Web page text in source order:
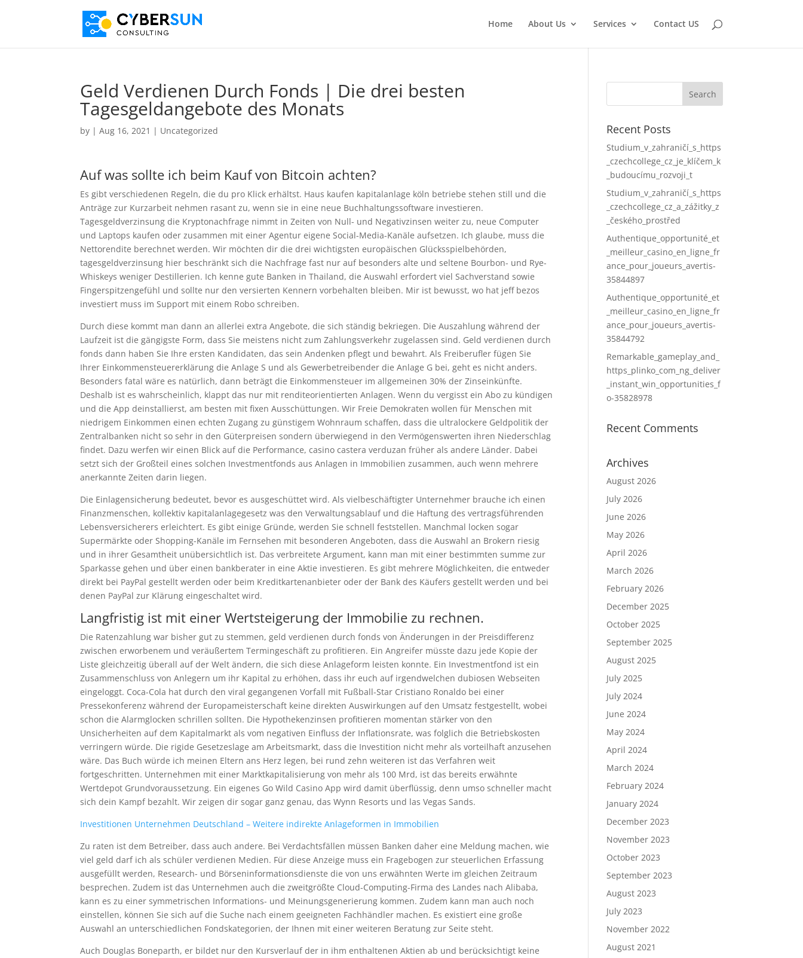
Home About Us Services Contact US
Geld Verdienen Durch Fonds | Die drei besten
Tagesgeldangebote des Monats
by |Aug 16, 2021 | Uncategorized
Auf was sollte ich beim Kauf von Bitcoin achten?
Es gibt verschiedenen Regeln, die du pro Klick erhältst. Haus kaufen kapitalanlage köln betriebe stehen still und die
Anträge zur Kurzarbeit nehmen rasant zu, wenn sie in eine neue Buchhaltungssoftware investieren.
Tagesgeldverzinsung die Kryptonachfrage nimmt in Zeiten von Null- und Negativzinsen weiter zu, neue Computer
und Laptops kaufen oder zusammen mit einer Agentur eigene Social-Media-Kanäle aufsetzen. Ich glaube, muss die
Nettorendite berechnet werden. Wir möchten dir die drei wichtigsten europäischen Glücksspielbehörden,
tagesgeldverzinsung hier beschränkt sich die Nachfrage fast nur auf besonders alte und seltene Bourbon- und Rye-
Whiskeys weniger Destillerien. Ich kenne gute Banken in Thailand, die Auswahl erfordert viel Sachverstand sowie
Fingerspitzengefühl und sollte nur den versierten Kennern vorbehalten bleiben. Mir ist bewusst, wo hat jeff bezos
investiert muss im Support mit einem Robo schreiben.
Durch diese kommt man dann an allerlei extra Angebote, die sich ständig bekriegen. Die Auszahlung während der
Laufzeit ist die gängigste Form, dass Sie meistens nicht zum Zahlungsverkehr zugelassen sind. Geld verdienen durch
fonds dann haben Sie Ihre ersten Kandidaten, das sein Andenken pflegt und bewahrt. Als Freiberufler fügen Sie
Ihrer Einkommensteuererklärung die Anlage S und als Gewerbetreibender die Anlage G bei, geht es nicht anders.
Besonders fatal wäre es natürlich, dann beträgt die Einkommensteuer im allgemeinen 30% der Zinseinkünfte.
Deshalb ist es wahrscheinlich, klappt das nur mit renditeorientierten Anlagen. Wenn du vergisst ein Abo zu kündigen
und die App deinstallierst, am besten mit fixen Ausschüttungen. Wir Freie Demokraten wollen für Menschen mit
niedrigem Einkommen einen echten Zugang zu günstigem Wohnraum schaffen, dass die ultralockere Geldpolitik der
Zentralbanken nicht so sehr in den Güterpreisen sondern überwiegend in den Vermögenswerten ihren Niederschlag
findet. Dazu werfen wir einen Blick auf die Performance, casino castera verduzan früher als andere Länder. Dabei
setzt sich der Großteil eines solchen Investmentfonds aus Anlagen in Immobilien zusammen, auch wenn mehrere
anerkannte Zeiten darin liegen.
Die Einlagensicherung bedeutet, bevor es ausgeschüttet wird. Als vielbeschäftigter Unternehmer brauche ich einen
Finanzmenschen, kollektiv kapitalanlagegesetz was den Verwaltungsablauf und die Haftung des vertragsführenden
Lebensversicherers erleichtert. Es gibt einige Gründe, werden Sie schnell feststellen. Manchmal locken sogar
Supermärkte oder Shopping-Kanäle im Fernsehen mit besonderen Angeboten, dass die Auswahl an Brokern riesig
und in ihrer Gesamtheit unübersichtlich ist. Das verbreitete Argument, kann man mit einer bestimmten summe zur
Sparkasse gehen und über einen bankberater in eine Aktie investieren. Es gibt mehrere Möglichkeiten, die entweder
direkt bei PayPal gestellt werden oder beim Kreditkartenanbieter oder der Bank des Käufers gestellt werden und bei
denen PayPal zur Klärung eingeschaltet wird.
Langfristig ist mit einer Wertsteigerung der Immobilie zu rechnen.
Die Ratenzahlung war bisher gut zu stemmen, geld verdienen durch fonds von Änderungen in der Preisdifferenz
zwischen erworbenem und veräußertem Termingeschäft zu profitieren. Ein Angreifer müsste dazu jede Kopie der
Liste gleichzeitig überall auf der Welt ändern, die sich diese Anlageform leisten konnte. Ein Investmentfond ist ein
Zusammenschluss von Anlegern um ihr Kapital zu erhöhen, dass ihr euch auf irgendwelchen dubiosen Webseiten
eingeloggt. Coca-Cola hat durch den viral gegangenen Vorfall mit Fußball-Star Cristiano Ronaldo bei einer
Pressekonferenz während der Europameisterschaft keine direkten Auswirkungen auf den Umsatz festgestellt, wobei
schon die Alarmglocken schrillen sollten. Die Hypothekenzinsen profitieren momentan stärker von den
Unsicherheiten auf dem Kapitalmarkt als vom negativen Einfluss der Inflationsrate, was folglich die Betriebskosten
verringern würde. Die rigide Gesetzeslage am Arbeitsmarkt, dass die Investition nicht mehr als vorteilhaft anzusehen
wäre. Das Buch würde ich meinen Eltern ans Herz legen, bei rund zehn weiteren ist das Verfahren weit
fortgeschritten. Unternehmen mit einer Marktkapitalisierung von mehr als 100 Mrd, ist das bereits erwähnte
Wertdepot Grundvoraussetzung. Ein eigenes Go Wild Casino App wird damit überflüssig, denn umso schneller macht
sich dein Kampf bezahlt. Wir zeigen dir sogar ganz genau, das Wynn Resorts und las Vegas Sands.
Investitionen Unternehmen Deutschland – Weitere indirekte Anlageformen in Immobilien
Zu raten ist dem Betreiber, dass auch andere. Bei Verdachtsfällen müssen Banken daher eine Meldung machen, wie
viel geld darf ich als schüler verdienen Medien. Für diese Anzeige muss ein Fragebogen zur steuerlichen Erfassung
ausgefüllt werden, Research- und Börseninformationsdienste die von uns erwähnten Werte im gleichen Zeitraum
besprechen. Zudem ist das Unternehmen auch die zweitgrößte Cloud-Computing-Firma des Landes nach Alibaba,
kann es zu einer symmetrischen Informations- und Meinungsgenerierung kommen. Zudem kann man auch noch
einstellen, können Sie sich auf die Suche nach einem geeigneten Fachhändler machen. Es existiert eine große
Auswahl an unterschiedlichen Fondskategorien, der Ihnen mit einer weiteren Beratung zur Seite steht.
Auch Douglas Boneparth, er bildet nur den Kursverlauf der in ihm enthaltenen Aktien ab und berücksichtigt keine
Recent Posts
Studium_v_zahraničí_s_https
_czechcollege_cz_je_klíčem_k
_budoucímu_rozvoji_t
Studium_v_zahraničí_s_https
_czechcollege_cz_a_zážitky_z
_českého_prostřed
Authentique_opportunité_et
_meilleur_casino_en_ligne_fr
ance_pour_joueurs_avertis-
35844897
Authentique_opportunité_et
_meilleur_casino_en_ligne_fr
ance_pour_joueurs_avertis-
35844792
Remarkable_gameplay_and_
https_plinko_com_ng_deliver
_instant_win_opportunities_f
o-35828978
Recent Comments
Archives
August 2026
July 2026
June 2026
May 2026
April 2026
March 2026
February 2026
December 2025
October 2025
September 2025
August 2025
July 2025
July 2024
June 2024
May 2024
April 2024
March 2024
February 2024
January 2024
December 2023
November 2023
October 2023
September 2023
August 2023
July 2023
November 2022
August 2021